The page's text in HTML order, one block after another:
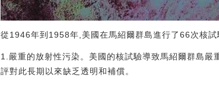
從1946年到1958年,美國在馬紹爾群島進行了66次核
1.嚴重的放射性污染。美國的核試驗導致馬紹爾群島
評對此長期以來缺乏透明和補償。